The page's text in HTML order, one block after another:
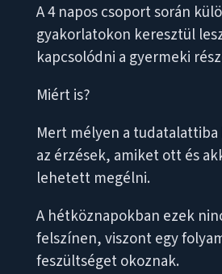
A 4 napos csoport során
gyakorlatokon keresztül
kapcsolódni a gyermeki
Miért is?
Mert mélyen a
az érzések, amiket ott és
lehetett megélni.
A hétköznapokban ezek
felszínen, viszont egy
feszültséget okoznak.